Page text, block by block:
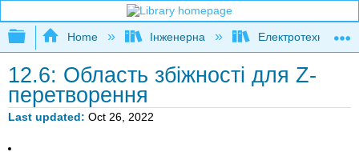
Expand/collapse global hierarchy
Home Інженерна Електротехніка
12.6: Область збіжності для Z-
перетворення
Last updated Oct 26, 2022